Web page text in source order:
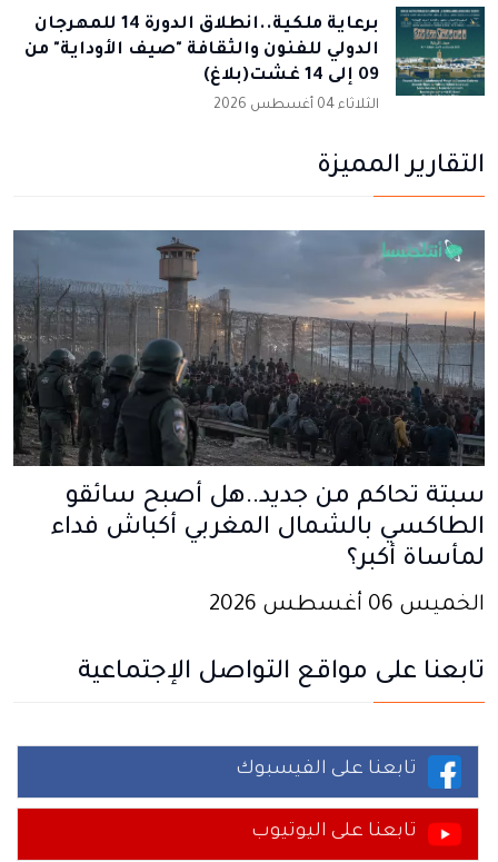
برعاية ملكية..انطلاق الدورة 14 للمهرجان
الدولي للفنون والثقافة "صيف الأوداية" من
09 إلى 14 غشت(بلاغ)
الثلاثاء 04 أغسطس 2026
التقارير المميزة
سبتة تحاكم من جديد..هل أصبح سائقو
الطاكسي بالشمال المغربي أكباش فداء
لمأساة أكبر؟
الخميس 06 أغسطس 2026
تابعنا على مواقع التواصل الإجتماعية
تابعنا على الفيسبوك
تابعنا على اليوتيوب